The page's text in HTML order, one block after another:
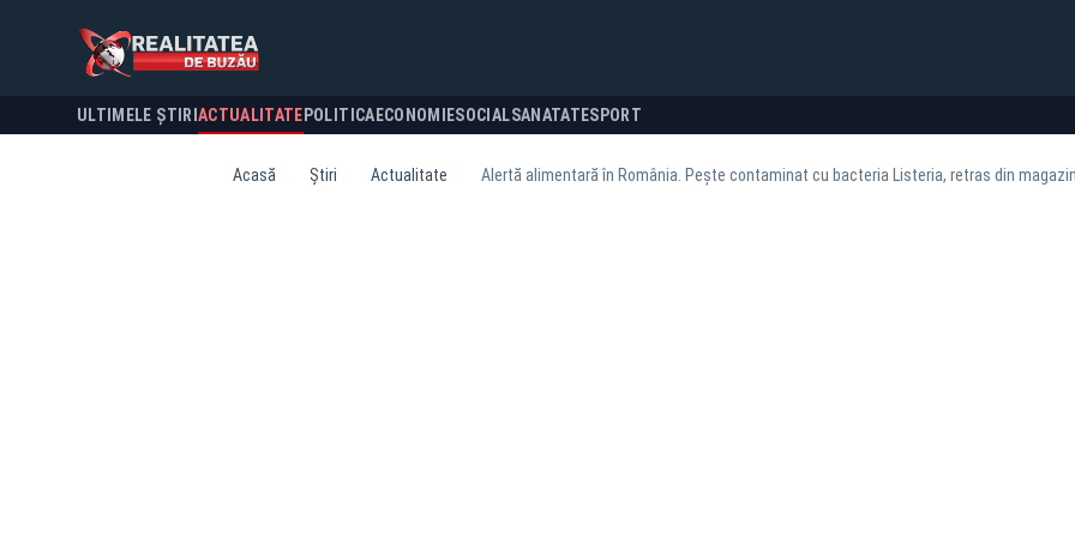
ULTIMELE ȘTIRI ACTUALITATE POLITICA ECONOMIESOCIALSANATATESPORT
Acasă Știri Actualitate Alertă alimentară în România. Pește contaminat cu bacteria Listeria, retras din